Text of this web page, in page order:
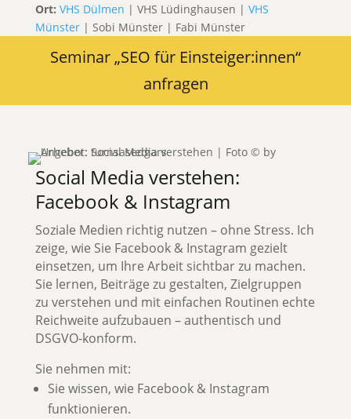
Ort: VHS Dülmen | VHS Lüdinghausen | VHS
Münster| Sobi Münster | Fabi Münster
Seminar „SEO für Einsteiger:innen“
anfragen
Social Media verstehen:
Facebook & Instagram
Soziale Medien richtig nutzen – ohne Stress. Ich
zeige, wie Sie Facebook & Instagram gezielt
einsetzen, um Ihre Arbeit sichtbar zu machen.
Sie lernen, Beiträge zu gestalten, Zielgruppen
zu verstehen und mit einfachen Routinen echte
Reichweite aufzubauen – authentisch und
DSGVO-konform.
Sie nehmen mit:
Sie wissen, wie Facebook & Instagram
funktionieren.